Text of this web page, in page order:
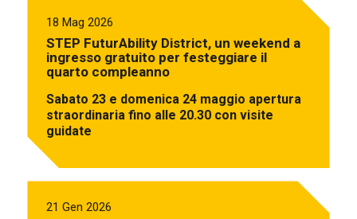
18 Mag 2026
STEP FuturAbility District, un weekend a
ingresso gratuito per festeggiare il
quarto compleanno
Sabato 23 e domenica 24 maggio apertura
straordinaria fino alle 20.30 con visite
guidate
21 Gen 2026